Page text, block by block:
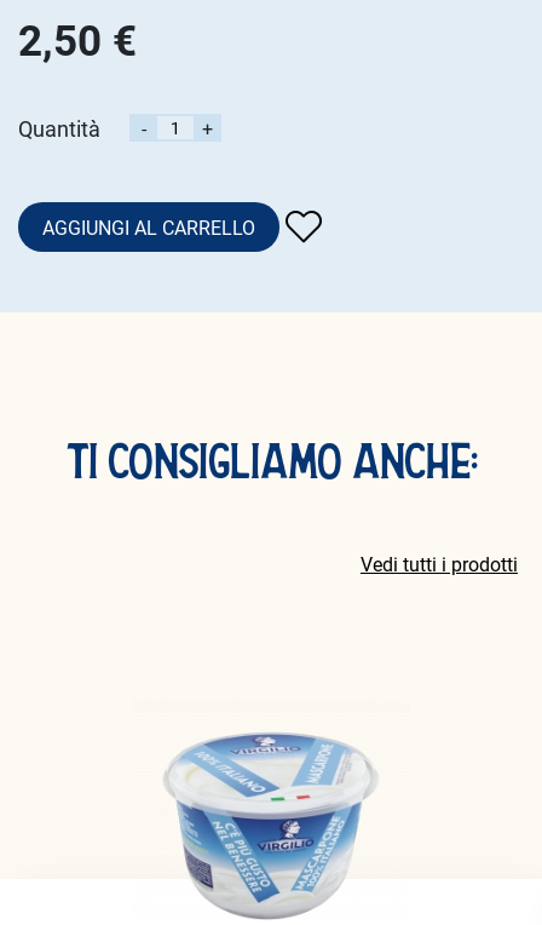
2,50 €
Quantità - +
AGGIUNGI AL CARRELLO
TI CONSIGLIAMO ANCHE:
Vedi tutti i prodotti